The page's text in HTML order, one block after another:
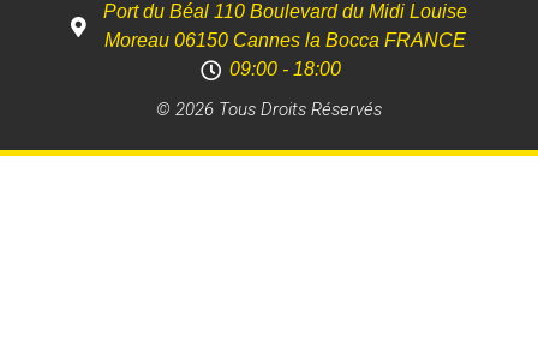
Port du Béal 110 Boulevard du Midi Louise
Moreau 06150 Cannes la Bocca FRANCE
09:00 - 18:00
© 2026 Tous Droits Réservés